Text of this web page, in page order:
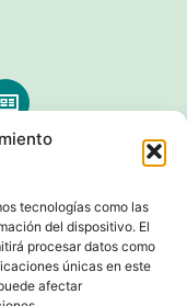
tecnologías como las
del dispositivo. El
procesar datos como
únicas en este
afectar